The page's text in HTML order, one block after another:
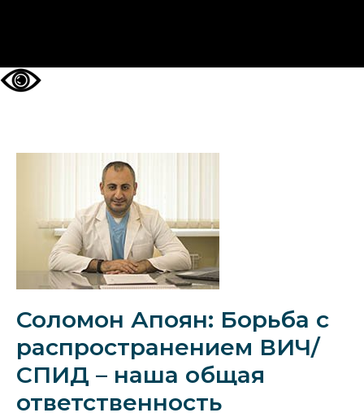
Соломон Апоян: Борьба с
распространением ВИЧ/
СПИД – наша общая
ответственность